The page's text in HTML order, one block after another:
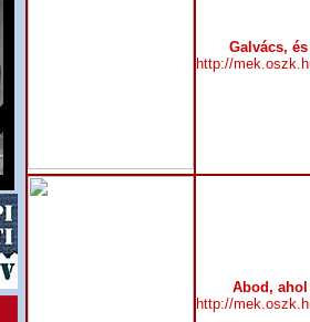
Galvács,
http://
Abod,
http://